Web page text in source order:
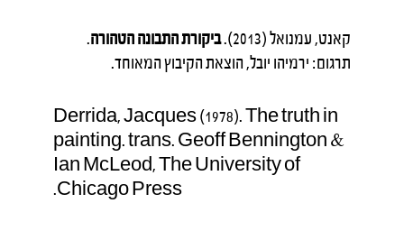
קאנט, עמנואל (2013). ביקורת התבונה הטהורה.
תרגום: ירמיהו יובל, הוצאת הקיבוץ המאוחד.
Derrida, Jacques (1978). The truth in
painting. trans. Geoff Bennington &
Ian McLeod, The University of
Chicago Press.